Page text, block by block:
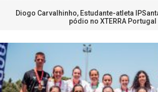
Diogo Carvalhinho, Estudante-atleta
pódio no XTERRA Portugal